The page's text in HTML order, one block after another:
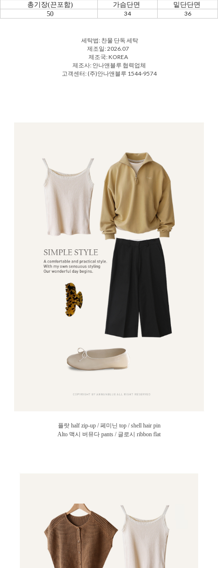
총기장(끈포함) 가슴단면
밑단단면
50
34 36
세탁법: 찬물 단독 세탁
제조일: 2026.07
제조국: KOREA
제조사: 안나앤블루 협력업체
고객센터: (주)안나앤블루 1544-9574
플랏 half zip-up / 페미닌 top / shell hair pin
Alto 맥시 버뮤다 pants / 글로시 ribbon flat